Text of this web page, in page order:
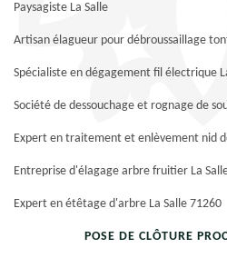
Paysagiste La Salle
Artisan élagueur pour débroussaillage
Spécialiste en dégagement fil électrique
Société de dessouchage et rognage de
Expert en traitement et enlèvement nid
Entreprise d'élagage arbre fruitier La
Expert en étêtage d'arbre La Salle 71260
POSE DE CLÔTURE